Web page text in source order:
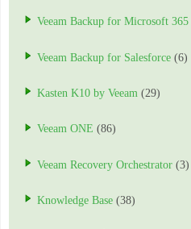
Veeam Backup for Microsoft 365
Veeam Backup for Salesforce (6)
Kasten K10 by Veeam (29)
Veeam ONE (86)
Veeam Recovery Orchestrator (3)
Knowledge Base (38)